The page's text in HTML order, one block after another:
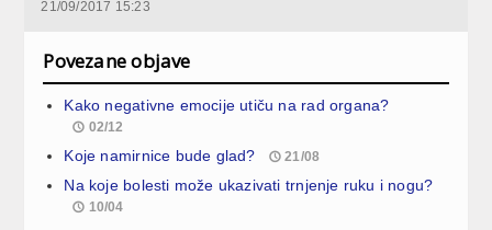
21/09/2017 15:23
Povezane objave
Kako negativne emocije utiču na rad organa?
02/12
Koje namirnice bude glad? 21/08
Na koje bolesti može ukazivati trnjenje ruku i nogu?
10/04